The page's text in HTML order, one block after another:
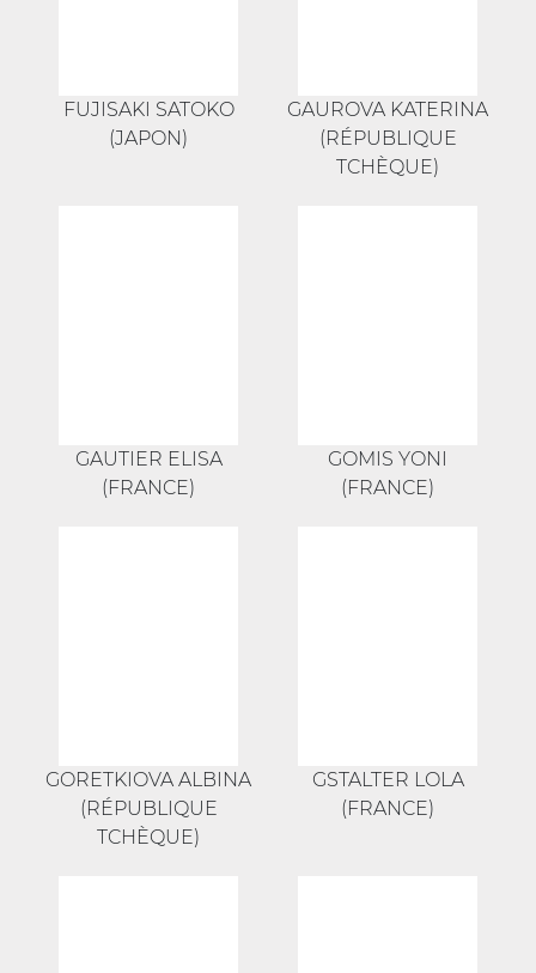
FUJISAKI SATOKO
(JAPON)
GAUROVA KATERINA
(RÉPUBLIQUE
TCHÈQUE)
GAUTIER ELISA
(FRANCE)
GOMIS YONI
(FRANCE)
GORETKIOVA ALBINA
(RÉPUBLIQUE
TCHÈQUE)
GSTALTER LOLA
(FRANCE)